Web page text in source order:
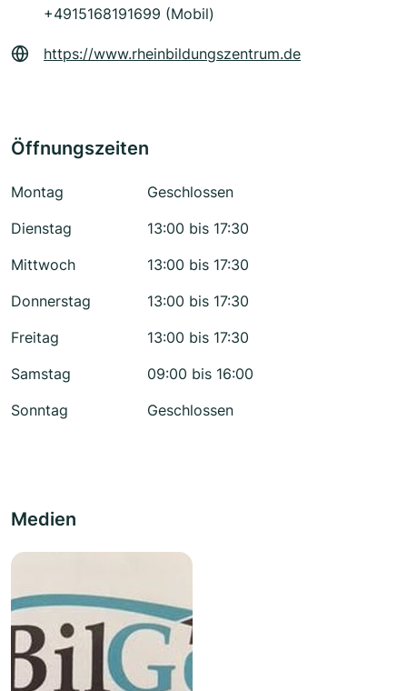
+4915168191699 (Mobil)
https://www.rheinbildungszentrum.de
Öffnungszeiten
Montag
Geschlossen
Dienstag
13:00 bis 17:30
Mittwoch
13:00 bis 17:30
Donnerstag
13:00 bis 17:30
Freitag
13:00 bis 17:30
Samstag
09:00 bis 16:00
Sonntag
Geschlossen
Medien